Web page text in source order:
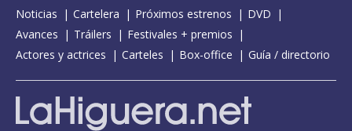
Noticias Cartelera Próximos estrenos
DVD
Avances
Tráilers
Festivales + premios
Actores y actrices
Carteles Box-office Guía / directorio